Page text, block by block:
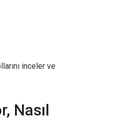
inceler ve
Nasıl